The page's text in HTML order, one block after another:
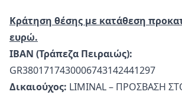
Κράτηση θέσης με κατάθεση
ευρώ.
IBAN (Τράπεζα Πειραιώς):
GR3801717430006743142441297
Δικαιούχος: LIMINAL – ΠΡΟΣΒΑΣΗ